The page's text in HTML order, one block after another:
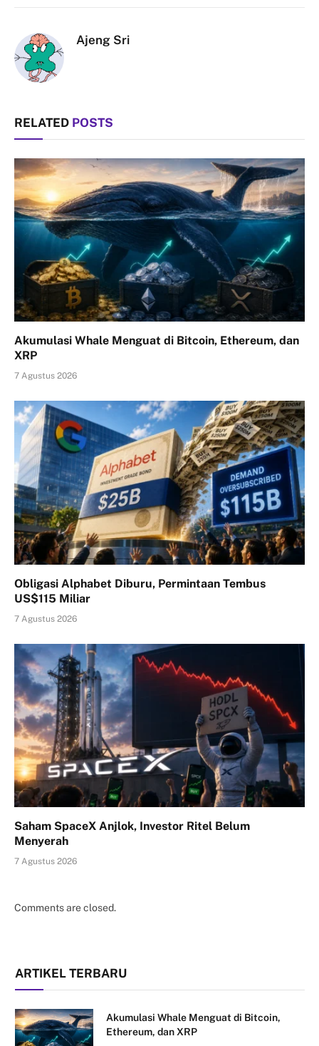
Ajeng Sri
RELATED POSTS
Akumulasi Whale Menguat di Bitcoin, Ethereum, dan
XRP
7 Agustus 2026
Obligasi Alphabet Diburu, Permintaan Tembus
US$115 Miliar
7 Agustus 2026
Saham SpaceX Anjlok, Investor Ritel Belum
Menyerah
7 Agustus 2026
Comments are closed.
ARTIKEL TERBARU
Akumulasi Whale Menguat di Bitcoin,
Ethereum, dan XRP